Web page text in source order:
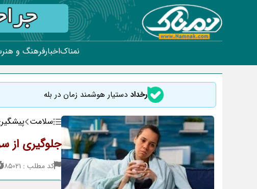
نمناکاخبارفرهنگ و هنر
رخداد دستیار هوشمند زمان در بله
سلامت
جلوگیری از
کد مطلب : 85021